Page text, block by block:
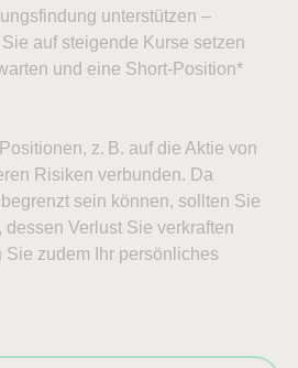
unterstützen –
auf steigende Kurse setzen
und eine Short-Position*
z. B. auf die Aktie von
Risiken verbunden. Da
sein können, sollten Sie
Verlust Sie verkraften
Sie zudem Ihr persönliches